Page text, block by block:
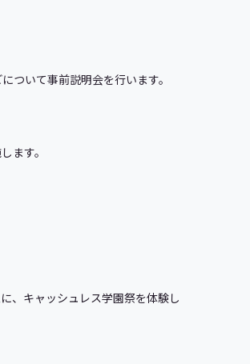
ついて事前説明会を行います。
ます。
、キャッシュレス学園祭を体験し